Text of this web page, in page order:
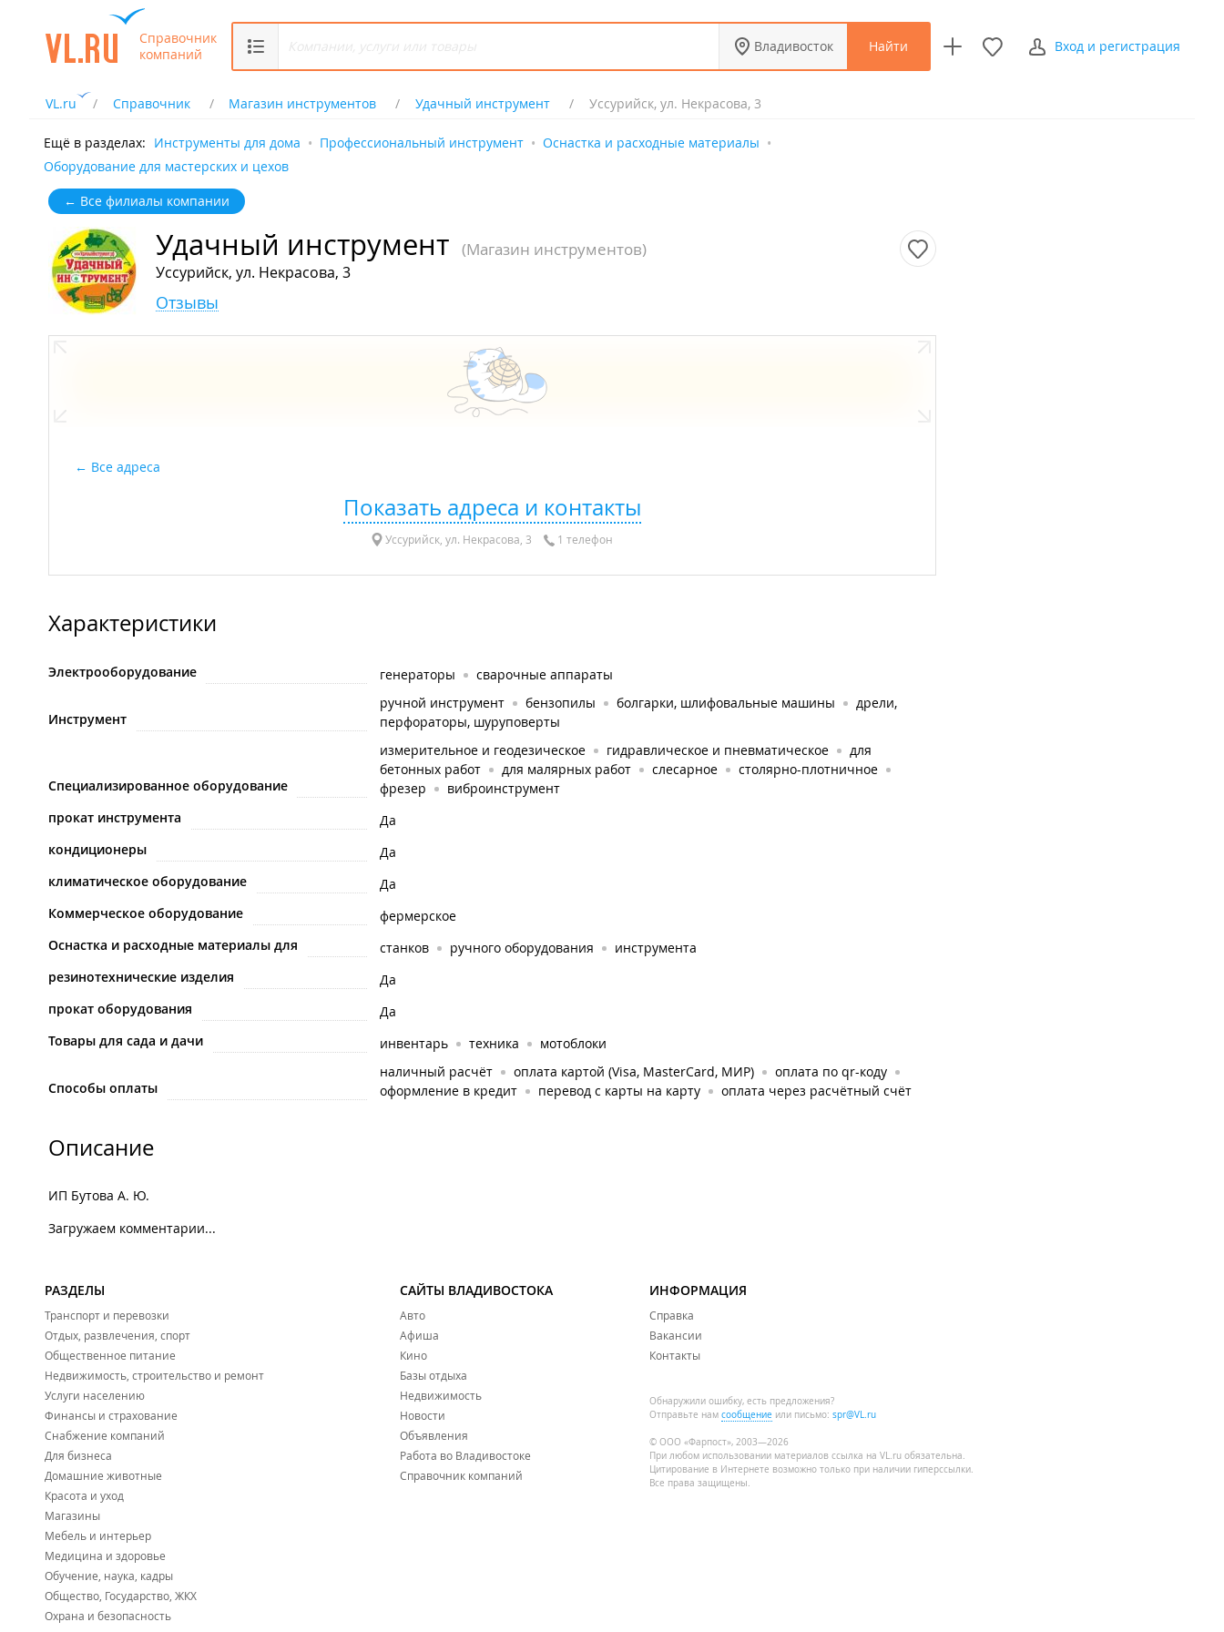
Справочник
компаний
Владивосток Найти Вход и регистрация
VL.ru Справочник Магазин инструментов Удачный инструмент Уссурийск, ул. Некрасова, 3
Ещё в разделах: Инструменты для дома Профессиональный инструмент
Оснастка и расходные материалы
Оборудование для мастерских и цехов
← Все филиалы компании
Удачный инструмент (Магазин инструментов)
Уссурийск, ул. Некрасова, 3
Отзывы
Все адреса
Показать адреса и контакты
Уссурийск, ул. Некрасова, 3 1 телефон
Характеристики
Электрооборудование генераторы сварочные аппараты
Инструмент
ручной инструмент бензопилы болгарки, шлифовальные машины
дрели,
перфораторы, шуруповерты
Специализированное оборудование
измерительное и геодезическое гидравлическое и пневматическое
для
бетонных работ
для малярных работ слесарное
столярно-плотничное
фрезер
виброинструмент
прокат инструмента
Да
кондиционеры
Да
климатическое оборудование
Да
Коммерческое оборудование
фермерское
Оснастка и расходные материалы для
станков ручного оборудования
инструмента
резинотехнические изделия
Да
прокат оборудования
Да
Товары для сада и дачи
инвентарь техника мотоблоки
Способы оплаты
наличный расчёт оплата картой (Visa, MasterCard, МИР)
оплата по qr-коду
оформление в кредит
перевод с карты на карту оплата через расчётный счёт
Описание
ИП Бутова А. Ю.
Загружаем комментарии...
РАЗДЕЛЫ
Транспорт и перевозки
Отдых, развлечения, спорт
Общественное питание
Недвижимость, строительство и ремонт
Услуги населению
Финансы и страхование
Снабжение компаний
Для бизнеса
Домашние животные
Красота и уход
Магазины
Мебель и интерьер
Медицина и здоровье
Обучение, наука, кадры
Общество, Государство, ЖКХ
Охрана и безопасность
САЙТЫ ВЛАДИВОСТОКА
Авто
Афиша
Кино
Базы отдыха
Недвижимость
Новости
Объявления
Работа во Владивостоке
Справочник компаний
ИНФОРМАЦИЯ
Справка
Вакансии
Контакты
Обнаружили ошибку, есть предложения?
Отправьте нам сообщение или письмо: spr@VL.ru
© ООО «Фарпост», 2003—2026
При любом использовании материалов ссылка на VL.ru обязательна.
Цитирование в Интернете возможно только при наличии гиперссылки.
Все права защищены.